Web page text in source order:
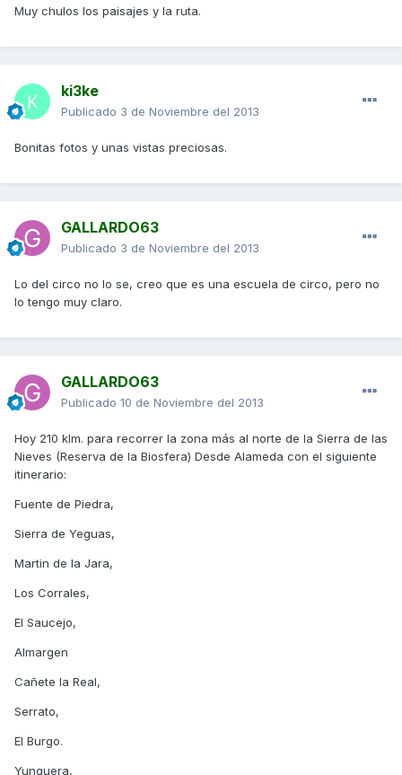
Muy chulos los paisajes y la ruta.
ki3ke
Publicado 3 de Noviembre del 2013
Bonitas fotos y unas vistas preciosas.
GALLARDO63
Publicado 3 de Noviembre del 2013
Lo del circo no lo se, creo que es una escuela de circo, pero no
lo tengo muy claro.
GALLARDO63
Publicado 10 de Noviembre del 2013
Hoy 210 klm. para recorrer la zona más al norte de la Sierra de las
Nieves (Reserva de la Biosfera) Desde Alameda con el siguiente
itinerario:
Fuente de Piedra,
Sierra de Yeguas,
Martin de la Jara,
Los Corrales,
El Saucejo,
Almargen
Cañete la Real,
Serrato,
El Burgo.
Yunquera,